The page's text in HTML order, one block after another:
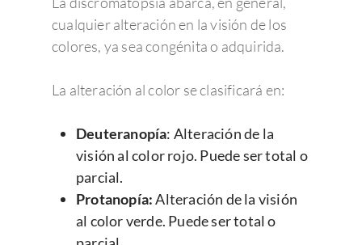
cualquier alteración en la visión de los
colores, ya sea congénita o adquirida.
La alteración al color se clasificará en:
Deuteranopía: Alteración de la
visión al color rojo. Puede ser total o
parcial.
Protanopía:Alteración de la visión
al color verde. Puede ser total o